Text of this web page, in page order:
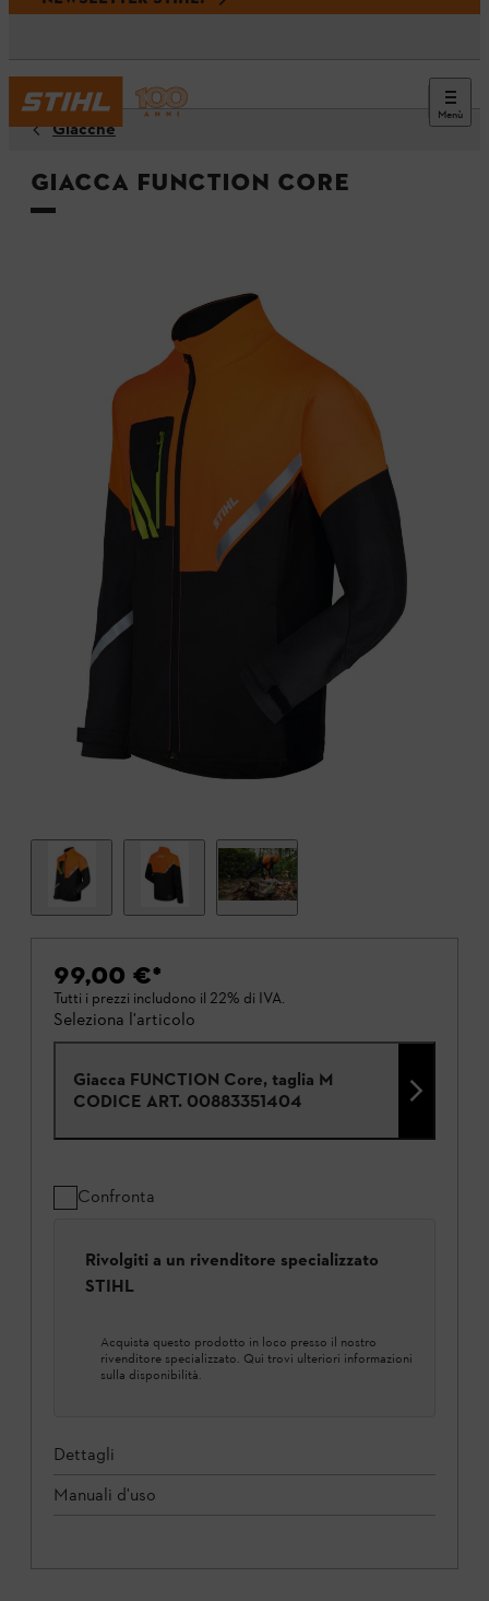
Menù
Giacche
Giacca FUNCTION Core
99,00 €*
Tutti i prezzi includono il 22% di IVA.
Seleziona l'articolo
Giacca FUNCTION Core, taglia M
CODICE ART. 00883351404
Confronta
Rivolgiti a un rivenditore specializzato
STIHL
Acquista questo prodotto in loco presso il nostro
rivenditore specializzato. Qui trovi ulteriori informazioni
sulla disponibilità.
Dettagli
Manuali d'uso